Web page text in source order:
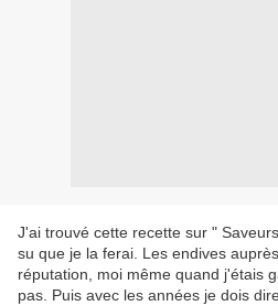
J'ai trouvé cette recette sur "
su que je la ferai. Les endives
réputation, moi même quand j'étais
pas. Puis avec les années je dois